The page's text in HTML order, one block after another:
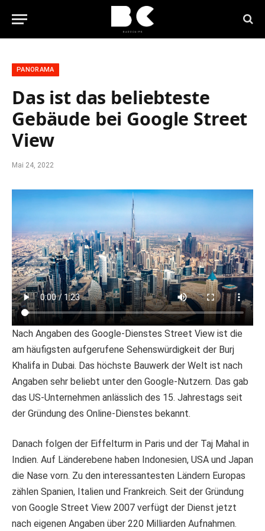
PANORAMA
Das ist das beliebteste
Gebäude bei Google Street
View
Mai 24, 2022
Nach Angaben des Google-Dienstes Street View ist die
am häufigsten aufgerufene Sehenswürdigkeit der Burj
Khalifa in Dubai. Das höchste Bauwerk der Welt ist nach
Angaben sehr beliebt unter den Google-Nutzern. Das gab
das US-Unternehmen anlässlich des 15. Jahrestags seit
der Gründung des Online-Dienstes bekannt.
Danach folgen der Eiffelturm in Paris und der Taj Mahal in
Indien. Auf Länderebene haben Indonesien, USA und Japan
die Nase vorn. Zu den interessantesten Ländern Europas
zählen Spanien, Italien und Frankreich. Seit der Gründung
von Google Street View 2007 verfügt der Dienst jetzt
nach eigenen Angaben über 220 Milliarden Aufnahmen.